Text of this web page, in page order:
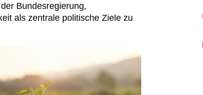
Bundesregierung,
als zentrale politische Ziele zu